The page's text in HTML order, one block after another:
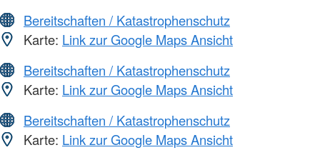
Bereitschaften / Katastrophenschutz
Karte: Link zur Google Maps Ansicht
Bereitschaften / Katastrophenschutz
Karte: Link zur Google Maps Ansicht
Bereitschaften / Katastrophenschutz
Karte: Link zur Google Maps Ansicht